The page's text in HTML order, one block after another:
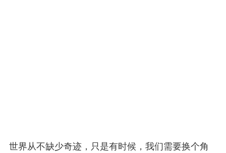
世界从不缺少奇迹，只是有时候，我们需要换个角